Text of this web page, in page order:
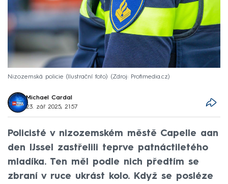
Nizozemská policie (Ilustrační foto) Zdroj: Profimedia.cz
Michael Cardal
23. zář 2025, 21:57
Policisté v nizozemském městě Capelle aan
den IJssel zastřelili teprve patnáctiletého
mladíka. Ten měl podle nich předtím se
zbraní v ruce ukrást kolo. Když se posléze